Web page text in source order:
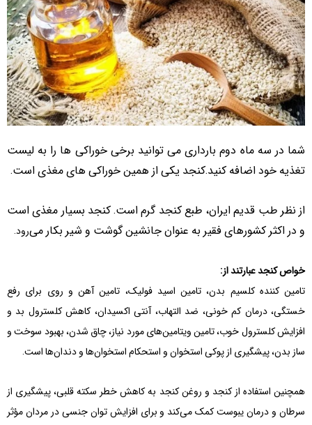
شما در سه ماه دوم بارداری می توانید برخی خوراکی ها را به لیست
تغذیه خود اضافه کنید.کنجد یکی از همین خوراکی های مغذی است.
از نظر طب قدیم ایران، طبع كنجد گرم است. كنجد بسیار مغذی است
و در اكثر كشورهای فقیر به عنوان جانشین گوشت و شیر بكار میرود.
خواص کنجد عبارتند از:
تامین کننده کلسیم بدن، تامین اسید فولیک، تامین آهن و روی برای رفع
خستگی، درمان کم خونی، ضد التهاب، آنتی اکسیدان، کاهش کلسترول بد و
افزایش کلسترول خوب، تامین ویتامینهای مورد نیاز، چاق شدن، بهبود سوخت و
ساز بدن، پیشگیری از پوکی استخوان و استحکام استخوانها و دندانها است.
همچنین استفاده از کنجد و روغن کنجد به کاهش خطر سکته قلبی، پیشگیری از
سرطان و درمان یبوست کمک می‌کند و برای افزایش توان جنسی در مردان مؤثر